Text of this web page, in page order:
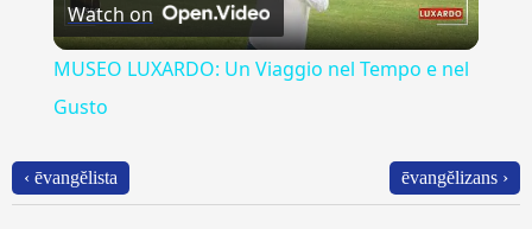
Video
Watch on
MUSEO LUXARDO: Un Viaggio nel Tempo e nel
Gusto
‹ ēvangĕlista ēvangĕlizans ›